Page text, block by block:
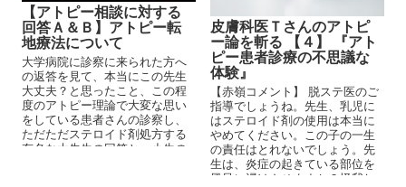
【アトピー相談に対する
回答Ａ＆Ｂ】アトピー転
地療法について
大学病院に診察に来られた方へ
の返答を見て、本当にこの先生
大丈夫？と思ったこと、この程
度のアトピー理論で大変な思い
をしている患者さんの診察し、
ただただステロイド剤処方する
有名な大先生の回答と、小生の
皮膚科医Ｔさんのアトピ
ー論を斬る 【４】 『アト
ピー患者診療の不思議な
体験』
【赤嶺コメント】 脱ステ医のご
指導でしょうね。先生、乳児に
はステロイド剤の使用は本当に
やめてください。この子の一生
の責任はとれないでしょう。先
生は、炎症の起きている部位を
風呂に浸けさせますか？怪我し